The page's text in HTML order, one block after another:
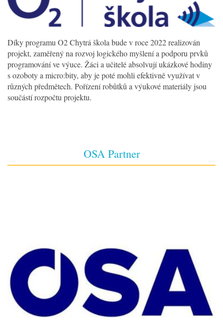
Díky programu O2 Chytrá škola bude v roce 2022 realizován
projekt, zaměřený na rozvoj logického myšlení a podporu prvků
programování ve výuce. Žáci a učitelé absolvují ukázkové hodiny
s ozoboty a micro:bity, aby je poté mohli efektivně využívat v
různých předmětech. Pořízení robůtků a výukové materiály jsou
součástí rozpočtu projektu.
OSA Partner